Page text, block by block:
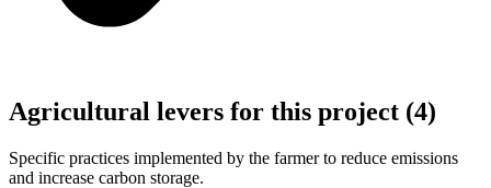
Agricultural levers for this project (4)
Specific practices implemented by the farmer to reduce emissions
and increase carbon storage.